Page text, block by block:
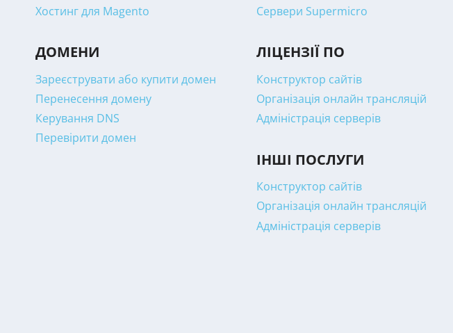
Хостинг для Magento
ДОМЕНИ
Зареєструвати або купити домен
Перенесення домену
Керування DNS
Перевірити домен
Сервери Supermicro
ЛІЦЕНЗІЇ ПО
Конструктор сайтів
Організація онлайн трансляцій
Адміністрація серверів
ІНШІ ПОСЛУГИ
Конструктор сайтів
Організація онлайн трансляцій
Адміністрація серверів